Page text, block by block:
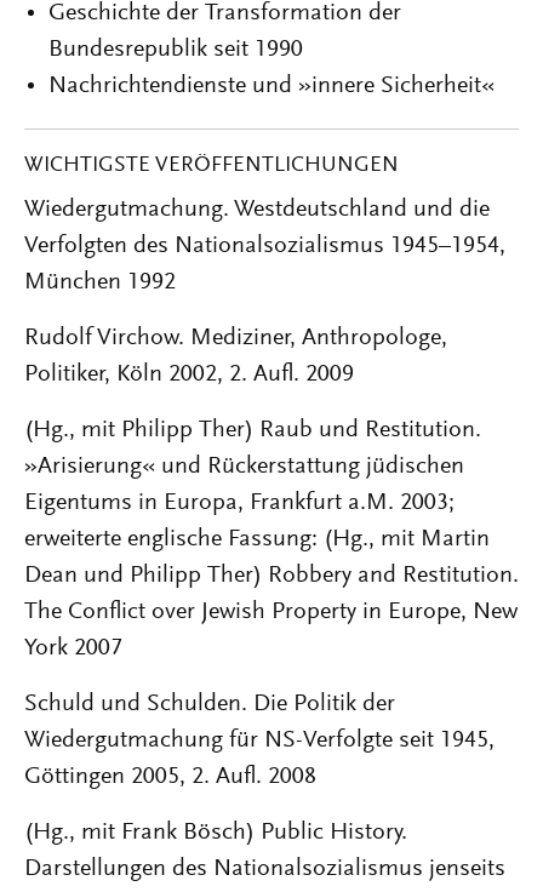
Geschichte der Transformation der
Bundesrepublik seit 1990
Nachrichtendienste und »innere Sicherheit«
WICHTIGSTE VERÖFFENTLICHUNGEN
Wiedergutmachung. Westdeutschland und die
Verfolgten des Nationalsozialismus 1945–1954,
München 1992
Rudolf Virchow. Mediziner, Anthropologe,
Politiker, Köln 2002, 2. Aufl. 2009
(Hg., mit Philipp Ther) Raub und Restitution.
»Arisierung« und Rückerstattung jüdischen
Eigentums in Europa, Frankfurt a.M. 2003;
erweiterte englische Fassung: (Hg., mit Martin
Dean und Philipp Ther) Robbery and Restitution.
The Conflict over Jewish Property in Europe, New
York 2007
Schuld und Schulden. Die Politik der
Wiedergutmachung für NS-Verfolgte seit 1945,
Göttingen 2005, 2. Aufl. 2008
(Hg., mit Frank Bösch) Public History.
Darstellungen des Nationalsozialismus jenseits